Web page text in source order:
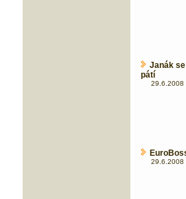
Janák
pátí
29.6.2008
29.6.2008